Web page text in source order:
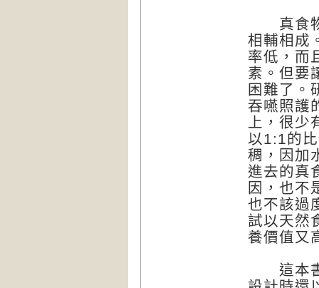
真食物
相輔相成
率低，而
素。但要
困難了。
吞嚥照護
上，很
以1:1的
稠，因加
進去的真
因，也不
也不該過
試以天然
養價值又
這本書